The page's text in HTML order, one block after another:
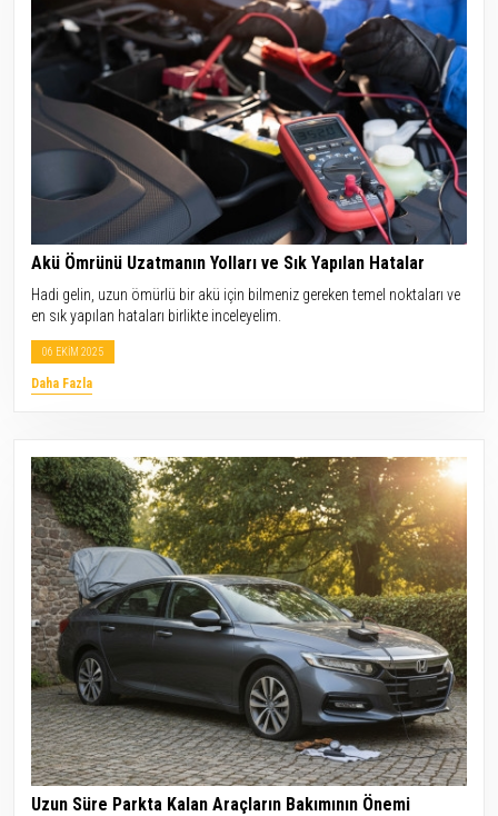
Akü Ömrünü Uzatmanın Yolları ve Sık Yapılan Hatalar
Hadi gelin, uzun ömürlü bir akü için bilmeniz gereken temel noktaları ve
en sık yapılan hataları birlikte inceleyelim.
06 EKİM 2025
Daha Fazla
Uzun Süre Parkta Kalan Araçların Bakımının Önemi